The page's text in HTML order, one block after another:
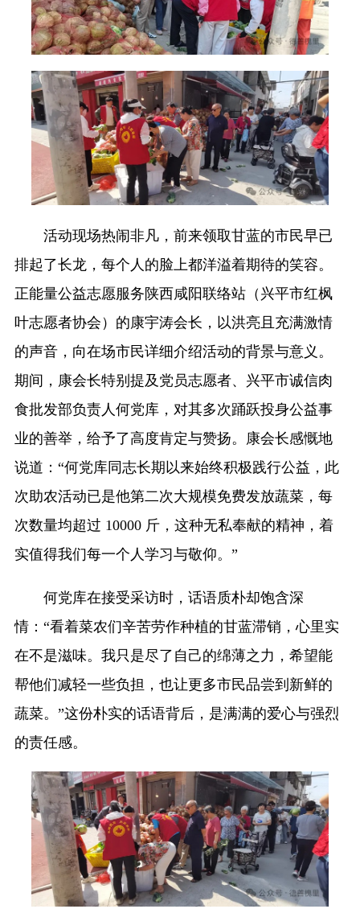
活动现场热闹非凡，前来领取甘蓝的市民早已
排起了长龙，每个人的脸上都洋溢着期待的笑容。
正能量公益志愿服务陕西咸阳联络站（兴平市红枫
叶志愿者协会）的康宇涛会长，以洪亮且充满激情
的声音，向在场市民详细介绍活动的背景与意义。
期间，康会长特别提及党员志愿者、兴平市诚信肉
食批发部负责人何党库，对其多次踊跃投身公益事
业的善举，给予了高度肯定与赞扬。康会长感慨地
说道：“何党库同志长期以来始终积极践行公益，此
次助农活动已是他第二次大规模免费发放蔬菜，每
次数量均超过 10000 斤，这种无私奉献的精神，着
实值得我们每一个人学习与敬仰。”
何党库在接受采访时，话语质朴却饱含深
情：“看着菜农们辛苦劳作种植的甘蓝滞销，心里实
在不是滋味。我只是尽了自己的绵薄之力，希望能
帮他们减轻一些负担，也让更多市民品尝到新鲜的
蔬菜。”这份朴实的话语背后，是满满的爱心与强烈
的责任感。